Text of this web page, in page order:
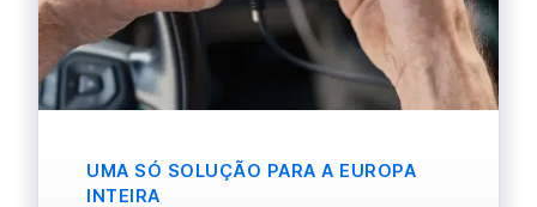
UMA SÓ SOLUÇÃO PARA A EUROPA
INTEIRA